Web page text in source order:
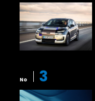
No 3